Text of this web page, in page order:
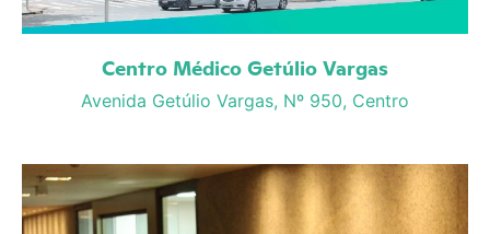
Centro Médico Getúlio Vargas
Avenida Getúlio Vargas, Nº 950, Centro